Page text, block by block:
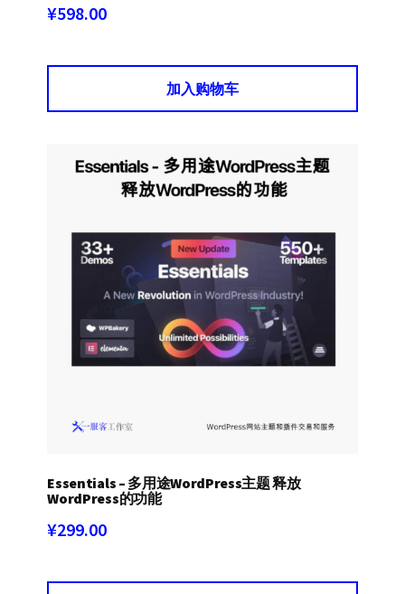
¥598.00
加入购物车
Essentials – 多用途WordPress主题 释放
WordPress的功能
¥299.00